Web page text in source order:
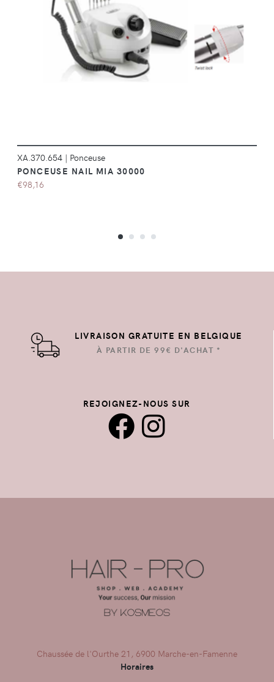
DÉTAILS
XA.370.654 | Ponceuse
PONCEUSE NAIL MIA 30000
€98,16
LIVRAISON GRATUITE EN BELGIQUE
À PARTIR DE 99€ D'ACHAT *
REJOIGNEZ-NOUS SUR
Chaussée de l'Ourthe 21, 6900 Marche-en-Famenne
Horaires